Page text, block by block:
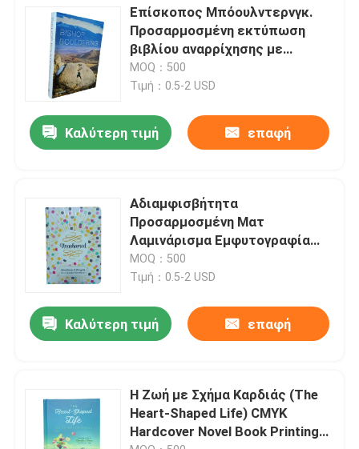
Επίσκοπος Μπόουλντερνγκ.
Προσαρμοσμένη εκτύπωση
βιβλίου αναρρίχησης με
ραμμένο χαρτί.
MOQ：500
Τιμή：0.5-2 USD
Καλύτερη τιμή επαφή
Αδιαμφισβήτητα
Προσαρμοσμένη Ματ
Λαμινάρισμα Εμφυτογραφία
Έκδοση βιβλίων
μυθιστορήματος με τελικό UV
MOQ：500
Τιμή：0.5-2 USD
Καλύτερη τιμή επαφή
Η Ζωή με Σχήμα Καρδιάς (The
Heart-Shaped Life) CMYK
Hardcover Novel Book Printing